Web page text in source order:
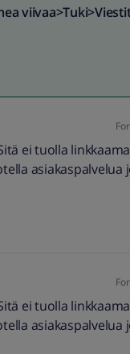
ei tuolla
asiakaspalvelua
ei tuolla
asiakaspalvelua